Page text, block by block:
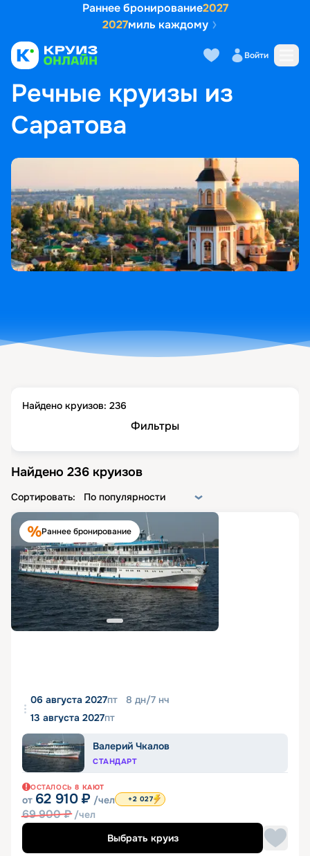
Раннее бронирование2027
2027миль каждому
Войти
ГЛАВНАЯ • ПОПУЛЯРНЫЕ НАПРАВЛЕНИЯ
РЕЧНЫЕ КРУИЗЫ ИЗ САРАТОВА
Речные круизы из
Саратова
Найдено круизов: 236
Фильтры
Найдено 236 круизов
Сортировать: По популярности
Раннее бронирование
06 августа 2027пт 8 дн/7 нч
13 августа 2027пт
Валерий Чкалов
СТАНДАРТ
ОСТАЛОСЬ 8 КАЮТ
от 62 910 ₽ /чел
69 900₽ /чел
+2 027
Выбрать круиз